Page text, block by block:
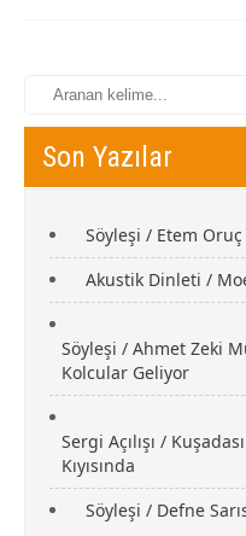
Son Yazılar
Söyleşi / Etem
Akustik Dinleti /
Söyleşi / Ahmet Zeki
Kolcular Geliyor
Sergi Açılışı /
Kıyısında
Söyleşi / Defne